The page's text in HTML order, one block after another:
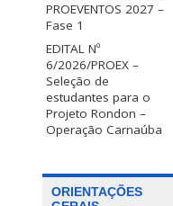
PROEVENTOS 2027 –
Fase 1
EDITAL Nº
6/2026/PROEX –
Seleção de
estudantes para o
Projeto Rondon –
Operação Carnaúba
ORIENTAÇÕES